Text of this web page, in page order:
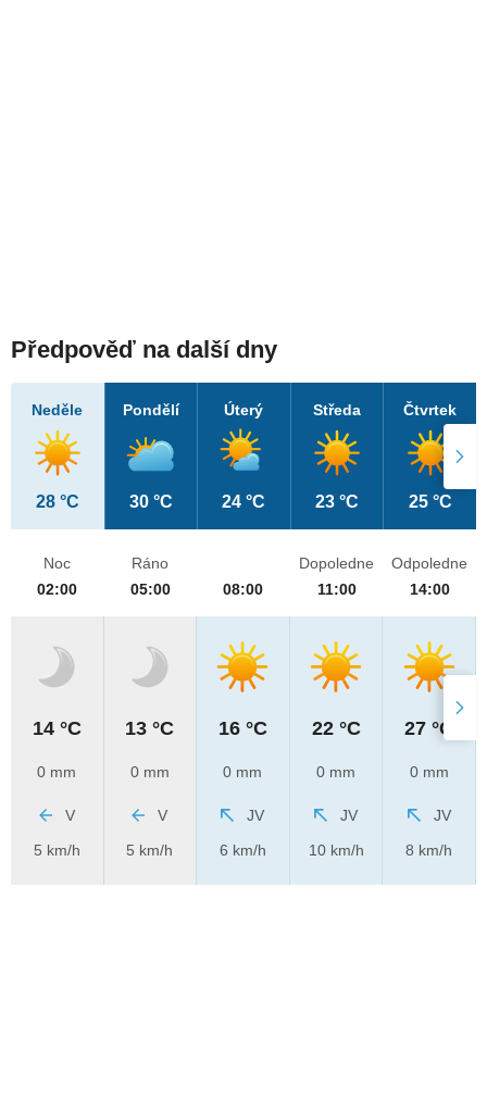
Předpověď na další dny
Neděle
28 °C
Pondělí
30 °C
Úterý
24 °C
Středa
23 °C
Čtvrtek
25 °C
Noc
02:00
14 °C
0 mm
V
5 km/h
Ráno
05:00
13 °C
0 mm
V
5 km/h
08:00
16 °C
0 mm
JV
6 km/h
Dopoledne
11:00
22 °C
0 mm
JV
10 km/h
Odpoledne
14:00
27 °C
0 mm
JV
8 km/h